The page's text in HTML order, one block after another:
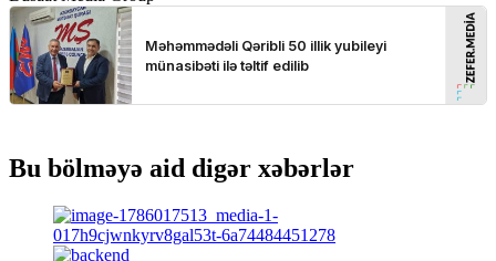
Bu bölməyə aid digər xəbərlər